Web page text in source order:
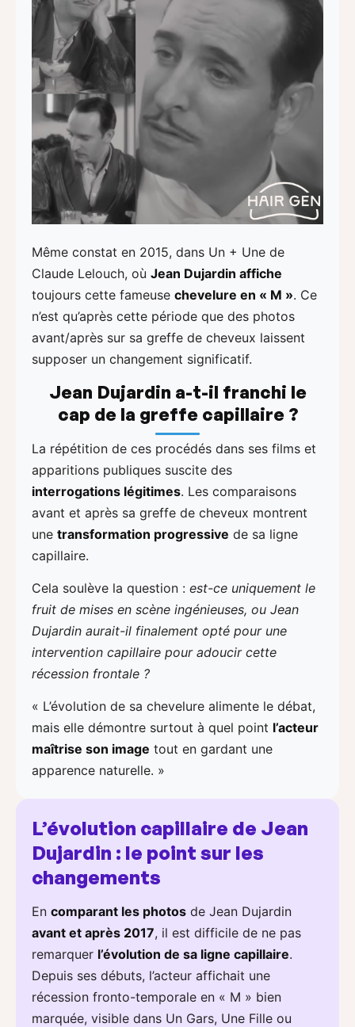
Même constat en 2015, dans Un + Une de
Claude Lelouch, où Jean Dujardin affiche
toujours cette fameuse chevelure en « M ». Ce
n’est qu’après cette période que des photos
avant/après sur sa greffe de cheveux laissent
supposer un changement significatif.
Jean Dujardin a-t-il franchi le
cap de la greffe capillaire ?
La répétition de ces procédés dans ses films et
apparitions publiques suscite des
interrogations légitimes. Les comparaisons
avant et après sa greffe de cheveux montrent
une transformation progressive de sa ligne
capillaire.
Cela soulève la question : est-ce uniquement le
fruit de mises en scène ingénieuses, ou Jean
Dujardin aurait-il finalement opté pour une
intervention capillaire pour adoucir cette
récession frontale ?
« L’évolution de sa chevelure alimente le débat,
mais elle démontre surtout à quel point l’acteur
maîtrise son image tout en gardant une
apparence naturelle. »
L’évolution capillaire de Jean
Dujardin : le point sur les
changements
En comparant les photos de Jean Dujardin
avant et après 2017, il est difficile de ne pas
remarquer l’évolution de sa ligne capillaire.
Depuis ses débuts, l’acteur affichait une
récession fronto-temporale en « M » bien
marquée, visible dans Un Gars, Une Fille ou